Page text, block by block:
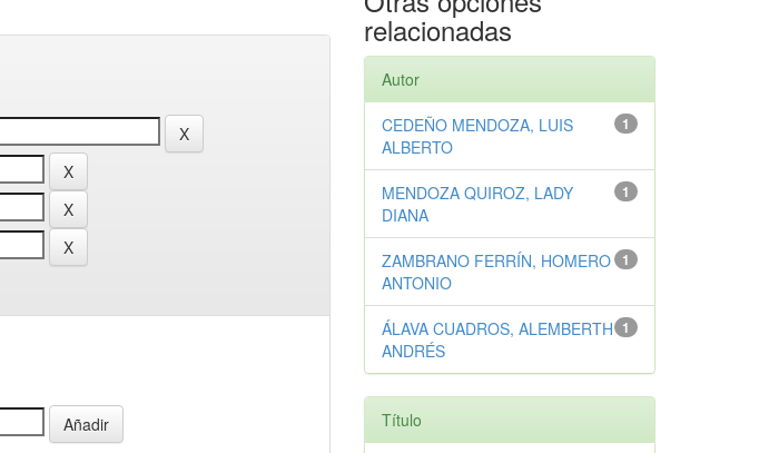
relacionadas
Autor
1
CEDEÑO MENDOZA, LUIS
ALBERTO
1
MENDOZA QUIROZ, LADY
DIANA
1
ZAMBRANO FERRÍN, HOMERO
ANTONIO
1
ÁLAVA CUADROS, ALEMBERTH
ANDRÉS
Título